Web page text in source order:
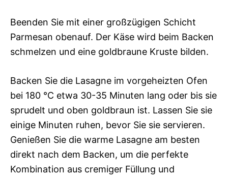
Beenden Sie mit einer großzügigen Schicht
Parmesan obenauf. Der Käse wird beim Backen
schmelzen und eine goldbraune Kruste bilden.
Backen Sie die Lasagne im vorgeheizten Ofen
bei 180 °C etwa 30-35 Minuten lang oder bis sie
sprudelt und oben goldbraun ist. Lassen Sie sie
einige Minuten ruhen, bevor Sie sie servieren.
Genießen Sie die warme Lasagne am besten
direkt nach dem Backen, um die perfekte
Kombination aus cremiger Füllung und